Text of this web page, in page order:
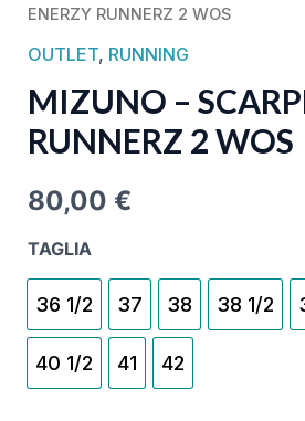
ENERZY RUNNERZ 2 WOS
OUTLET, RUNNING
MIZUNO –
RUNNERZ 2 WOS
80,00 €
TAGLIA
36 1/2 37 38 38 1/2
40 1/2 41 42